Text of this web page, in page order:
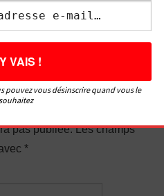
LES ACTRICES PORNO NE
VOUS DIRONT JAMAIS
pas publiée. Les champs
*
pouvez vous désinscrire quand vous le